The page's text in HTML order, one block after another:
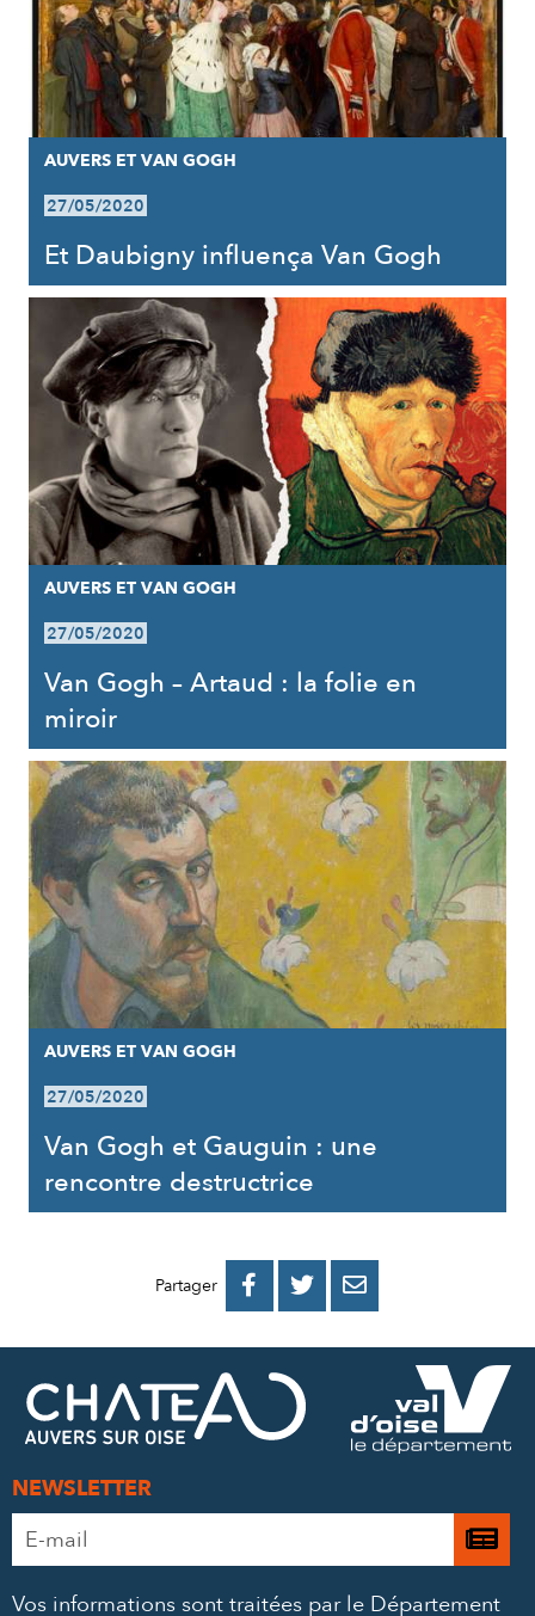
AUVERS ET VAN GOGH
27/05/2020
Et Daubigny influença Van Gogh
AUVERS ET VAN GOGH
27/05/2020
Van Gogh – Artaud : la folie en
miroir
AUVERS ET VAN GOGH
27/05/2020
Van Gogh et Gauguin : une
rencontre destructrice
Partager 
PARTAGER
FACEBOOK
PARTAGER
PARTAGER
MAIL
NEWSLETTER
Adresse
e-
Je
Vos informations sont traitées par le Département